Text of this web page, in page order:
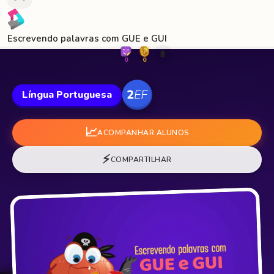
Escrevendo palavras com GUE e GUI
0 0 🐛
Língua Portuguesa
📈ACOMPANHAR ALUNOS
⚡COMPARTILHAR